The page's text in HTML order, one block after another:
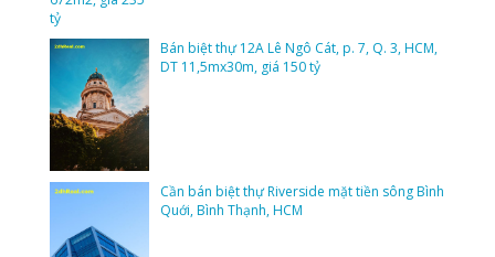
Bán biệt thự 12A Lê Ngô Cát, p. 7, Q. 3, HCM,
DT 11,5mx30m, giá 150 tỷ
Cần bán biệt thự Riverside mặt tiền sông Bình
Quới, Bình Thạnh, HCM